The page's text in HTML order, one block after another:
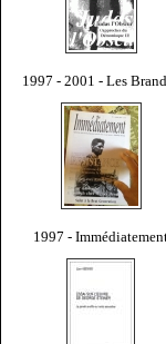
1997 - 2001 - Les
1997 -